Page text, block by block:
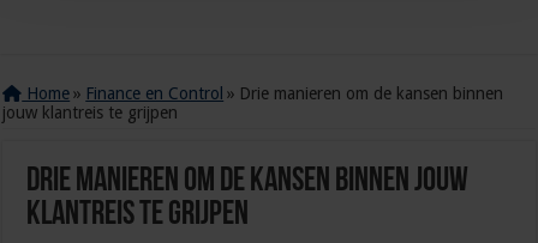
Home » Finance en Control » Drie manieren om de kansen binnen
jouw klantreis te grijpen
Drie manieren om de kansen binnen jouw
klantreis te grijpen